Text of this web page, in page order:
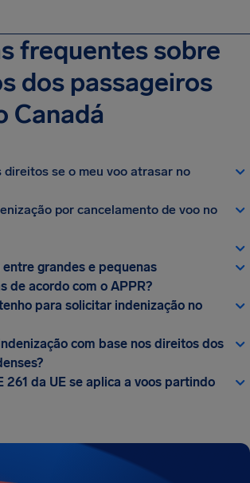
frequentes sobre
dos passageiros
Canadá
direitos se o meu voo atrasar no
por cancelamento de voo no
grandes e pequenas
de acordo com o APPR?
para solicitar indenização no
com base nos direitos dos
261 da UE se aplica a voos partindo